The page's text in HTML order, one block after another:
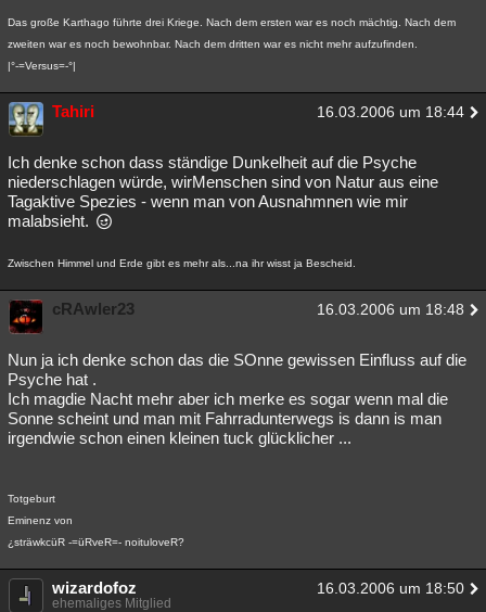
Das große Karthago führte drei Kriege. Nach dem ersten war es noch mächtig. Nach dem
zweiten war es noch bewohnbar. Nach dem dritten war es nicht mehr aufzufinden.
|°-=Versus=-°|
Tahiri 16.03.2006 um 18:44
Ich denke schon dass ständige Dunkelheit auf die Psyche
niederschlagen würde, wirMenschen sind von Natur aus eine
Tagaktive Spezies - wenn man von Ausnahmnen wie mir
malabsieht.
Zwischen Himmel und Erde gibt es mehr als...na ihr wisst ja Bescheid.
cRAwler23 16.03.2006 um 18:48
Nun ja ich denke schon das die SOnne gewissen Einfluss auf die
Psyche hat .
Ich magdie Nacht mehr aber ich merke es sogar wenn mal die
Sonne scheint und man mit Fahrradunterwegs is dann is man
irgendwie schon einen kleinen tuck glücklicher ...
Totgeburt
Eminenz von
¿sträwkcüR -=üRveR=- noituloveR?
wizardofoz 16.03.2006 um 18:50
ehemaliges Mitglied